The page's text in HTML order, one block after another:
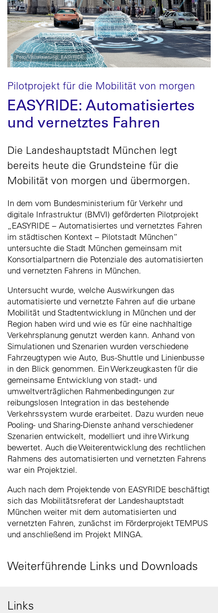
Pilotprojekt für die Mobilität von morgen
EASYRIDE: Automatisiertes
und vernetztes Fahren
Die Landeshauptstadt München legt
bereits heute die Grundsteine für die
Mobilität von morgen und übermorgen.
Foto/Visualisierung: EASYRIDE
In dem vom Bundesministerium für Verkehr und
digitale Infrastruktur (BMVI) geförderten Pilotprojekt
„EASYRIDE – Automatisiertes und vernetztes Fahren
im städtischen Kontext – Pilotstadt München“
untersuchte die Stadt München gemeinsam mit
Konsortialpartnern die Potenziale des automatisierten
und vernetzten Fahrens in München.
Untersucht wurde, welche Auswirkungen das
automatisierte und vernetzte Fahren auf die urbane
Mobilität und Stadtentwicklung in München und der
Region haben wird und wie es für eine nachhaltige
Verkehrsplanung genutzt werden kann. Anhand von
Simulationen und Szenarien wurden verschiedene
Fahrzeugtypen wie Auto, Bus-Shuttle und Linienbusse
in den Blick genommen. Ein Werkzeugkasten für die
gemeinsame Entwicklung von stadt- und
umweltverträglichen Rahmenbedingungen zur
reibungslosen Integration in das bestehende
Verkehrssystem wurde erarbeitet. Dazu wurden neue
Pooling- und Sharing-Dienste anhand verschiedener
Szenarien entwickelt, modelliert und ihre Wirkung
bewertet. Auch die Weiterentwicklung des rechtlichen
Rahmens des automatisierten und vernetzten Fahrens
war ein Projektziel.
Auch nach dem Projektende von EASYRIDE beschäftigt
sich das Mobilitätsreferat der Landeshauptstadt
München weiter mit dem automatisierten und
vernetzten Fahren, zunächst im Förderprojekt TEMPUS
und anschließend im Projekt MINGA.
Weiterführende Links und Downloads
Links